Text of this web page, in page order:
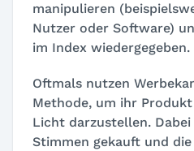
manipulieren
Nutzer oder Software)
im Index wiedergegeben.
Oftmals nutzen
Methode, um ihr
Licht darzustellen.
Stimmen gekauft und